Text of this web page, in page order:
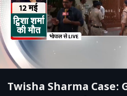
Twisha Sharma Case: